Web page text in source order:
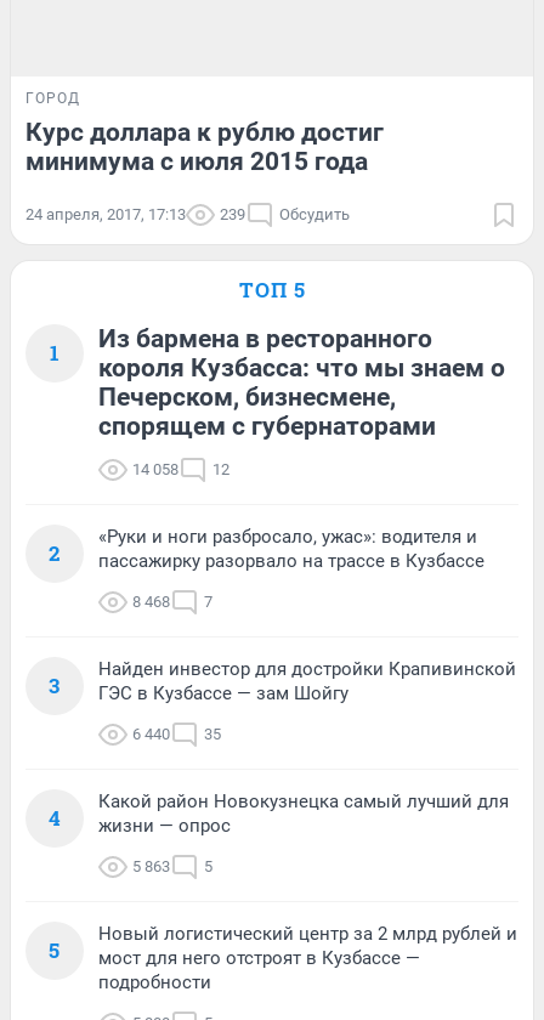
ГОРОД
Курс доллара к рублю достиг
минимума с июля 2015 года
24 апреля, 2017, 17:13 239 Обсудить
ТОП 5
1
Из бармена в ресторанного
короля Кузбасса: что мы знаем о
Печерском, бизнесмене,
спорящем с губернаторами
14 058 12
2
«Руки и ноги разбросало, ужас»: водителя и
пассажирку разорвало на трассе в Кузбассе
8 468 7
3
Найден инвестор для достройки Крапивинской
ГЭС в Кузбассе — зам Шойгу
6 440 35
4
Какой район Новокузнецка самый лучший для
жизни — опрос
5 863 5
5
Новый логистический центр за 2 млрд рублей и
мост для него отстроят в Кузбассе —
подробности